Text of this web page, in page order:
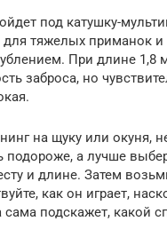
под катушку-
для тяжелых приманок и
При длине 1,8 м
заброса, но
на щуку или окуня,
подороже, а лучше
и длине. Затем
как он играет,
сама подскажет, какой